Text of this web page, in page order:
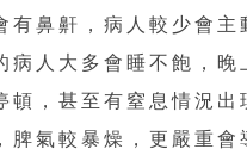
有鼻鼾，病人較少會
病人大多會睡不飽，
頓，甚至有窒息情況
脾氣較暴燥，更嚴重